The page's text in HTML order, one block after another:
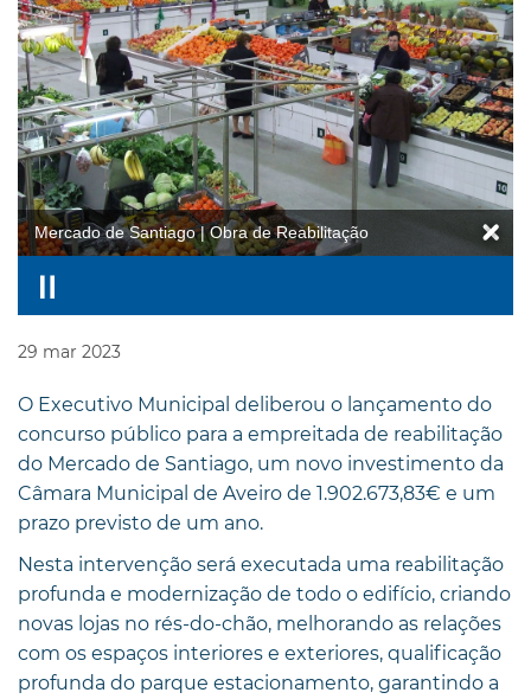
Mercado de Santiago | Obra de Reabilitação
29 mar 2023
O Executivo Municipal deliberou o lançamento do
concurso público para a empreitada de reabilitação
do Mercado de Santiago, um novo investimento da
Câmara Municipal de Aveiro de 1.902.673,83€ e um
prazo previsto de um ano.
Nesta intervenção será executada uma reabilitação
profunda e modernização de todo o edifício, criando
novas lojas no rés-do-chão, melhorando as relações
com os espaços interiores e exteriores, qualificação
profunda do parque estacionamento, garantindo a